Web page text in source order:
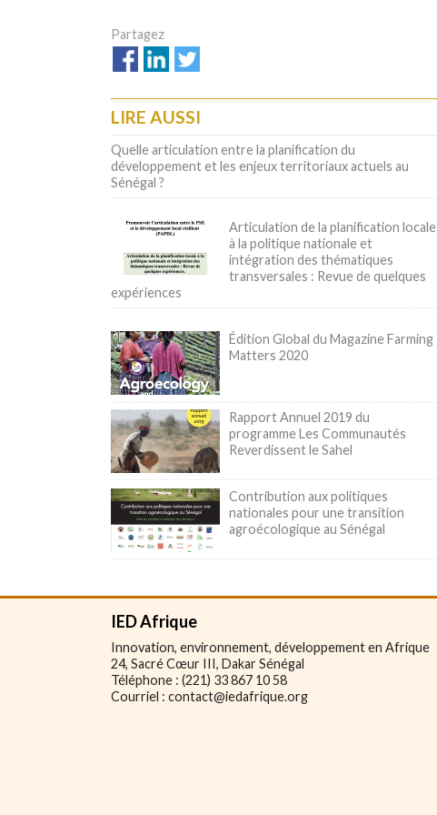
LIRE AUSSI
Quelle articulation entre la planification du
développement et les enjeux territoriaux actuels au
Sénégal ?
Articulation de la planification locale
à la politique nationale et
intégration des thématiques
transversales : Revue de quelques
expériences
Édition Global du Magazine Farming
Matters 2020
Rapport Annuel 2019 du
programme Les Communautés
Reverdissent le Sahel
Contribution aux politiques
nationales pour une transition
agroécologique au Sénégal
IED Afrique
Innovation, environnement, développement en Afrique
24, Sacré Cœur III, Dakar Sénégal
Téléphone : (221) 33 867 10 58
Courriel : contact@iedafrique.org